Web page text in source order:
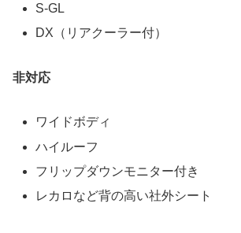
S-GL
DX（リアクーラー付）
非対応
ワイドボディ
ハイルーフ
フリップダウンモニター付き
レカロなど背の高い社外シート